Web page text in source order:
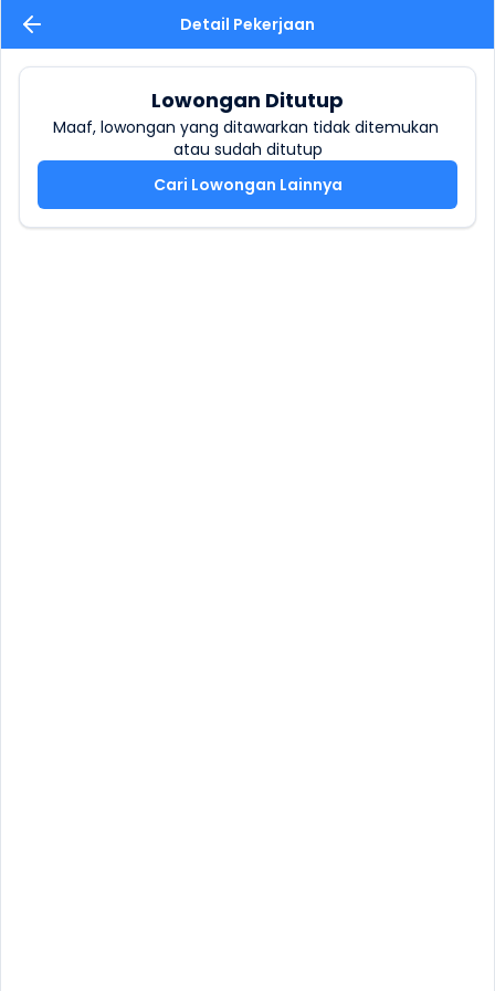
Detail Pekerjaan
Lowongan Ditutup
Maaf, lowongan yang ditawarkan tidak ditemukan
atau sudah ditutup
Cari Lowongan Lainnya